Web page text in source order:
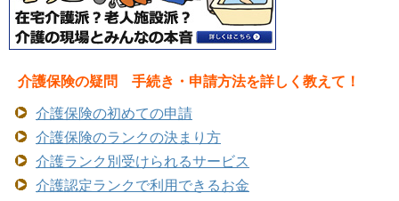
介護保険の疑問 手続き・申請方法を詳しく教えて！
介護保険の初めての申請
介護保険のランクの決まり方
介護ランク別受けられるサービス
介護認定ランクで利用できるお金